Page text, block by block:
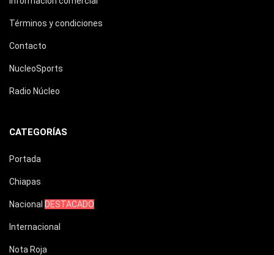
Términos y condiciones
Contacto
NucleoSports
Radio Núcleo
CATEGORÍAS
Portada
Chiapas
Nacional DESTACADO
Internacional
Nota Roja